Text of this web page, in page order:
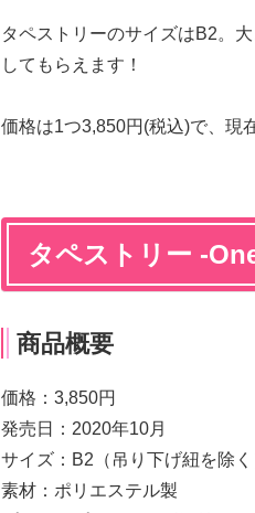
タペストリーのサイズはB2。
してもらえます！
価格は1つ3,850円(税込)で、現
タペストリー -
商品概要
価格：3,850円
発売日：2020年10月
サイズ：B2（吊り下げ紐を除く
素材：ポリエステル製